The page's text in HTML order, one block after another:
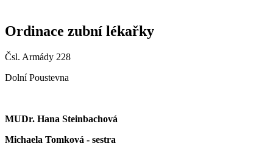
Ordinace zubní lékařky
Čsl. Armády 228
Dolní Poustevna
MUDr. Hana Steinbachová
Michaela Tomková - sestra